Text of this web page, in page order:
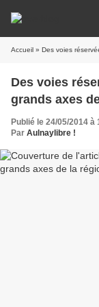
Accueil » Des voies
Des voies
grands axes
Publié le 24/05/2014 à
Par Aulnaylibre !